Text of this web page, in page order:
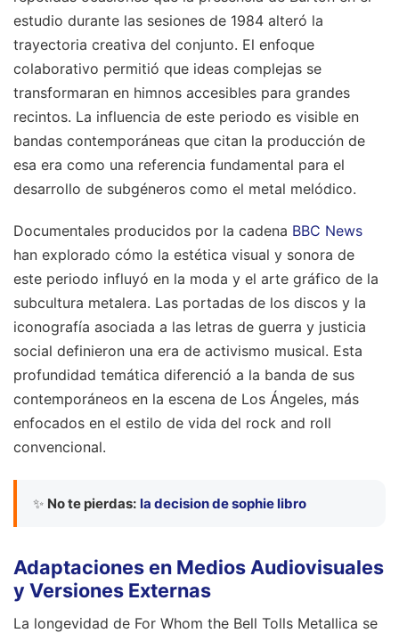
estudio durante las sesiones de 1984 alteró la
trayectoria creativa del conjunto. El enfoque
colaborativo permitió que ideas complejas se
transformaran en himnos accesibles para grandes
recintos. La influencia de este periodo es visible en
bandas contemporáneas que citan la producción de
esa era como una referencia fundamental para el
desarrollo de subgéneros como el metal melódico.
Documentales producidos por la cadena BBC News
han explorado cómo la estética visual y sonora de
este periodo influyó en la moda y el arte gráfico de la
subcultura metalera. Las portadas de los discos y la
iconografía asociada a las letras de guerra y justicia
social definieron una era de activismo musical. Esta
profundidad temática diferenció a la banda de sus
contemporáneos en la escena de Los Ángeles, más
enfocados en el estilo de vida del rock and roll
convencional.
✨ No te pierdas: la decision de sophie libro
Adaptaciones en Medios Audiovisuales
y Versiones Externas
La longevidad de For Whom the Bell Tolls Metallica se